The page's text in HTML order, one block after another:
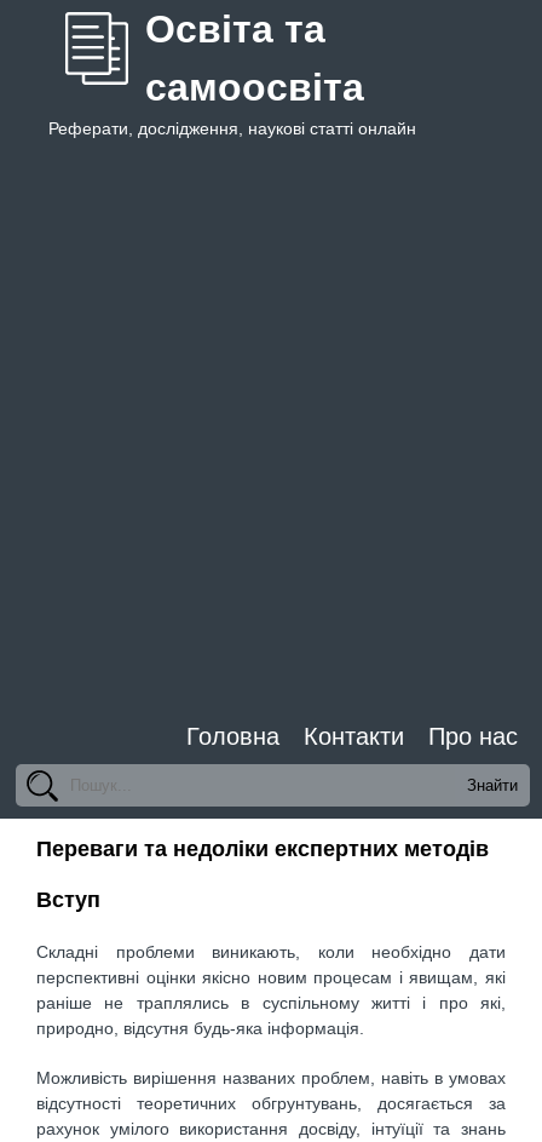
Освіта та
самоосвіта
Реферати, дослідження, наукові статті онлайн
Головна Контакти Про нас
Переваги та недоліки експертних методів
Вступ
Складні проблеми виникають, коли необхiдно дати
перспективнi оцiнки якiсно новим процесам i явищам, які
ранiше не траплялись в суспiльному життi i про які,
природно, вiдсутня будь-яка iнформацiя.
Можливiсть вирiшення названих проблем, навiть в умовах
вiдсутностi теоретичних обгрунтувань, досягається за
рахунок умiлого використання досвiду, інтуїцiї та знань